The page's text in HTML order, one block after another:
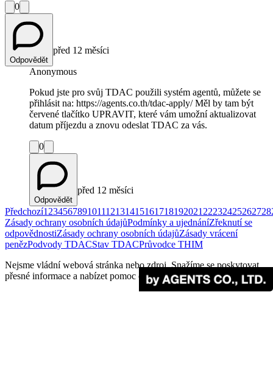
0
Odpovědět
před 12 měsíci
Anonymous
Pokud jste pro svůj TDAC použili systém agentů, můžete se
přihlásit na: https://agents.co.th/tdac-apply/ Měl by tam být
červené tlačítko UPRAVIT, které vám umožní aktualizovat
datum příjezdu a znovu odeslat TDAC za vás.
0
Odpovědět
před 12 měsíci
Předchozí1 23456789101112131415161718192021 22232425262728
Zásady ochrany osobních údajůPodmínky a ujednáníZřeknutí se
odpovědnostiZásady ochrany osobních údajůZásady vrácení
penězPodvody TDACStav TDACPrůvodce THIM
Nejsme vládní webová stránka nebo zdroj. Snažíme se poskytovat
přesné informace a nabízet pomoc cestovatelům.